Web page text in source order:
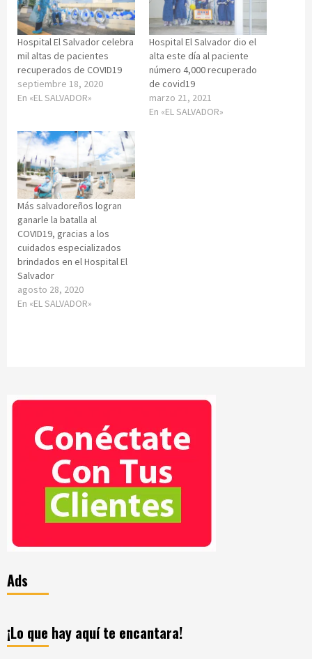
Hospital El Salvador celebra
mil altas de pacientes
recuperados de COVID19
septiembre 18, 2020
En «EL SALVADOR»
Hospital El Salvador dio el
alta este día al paciente
número 4,000 recuperado
de covid19
marzo 21, 2021
En «EL SALVADOR»
Más salvadoreños logran
ganarle la batalla al
COVID19, gracias a los
cuidados especializados
brindados en el Hospital El
Salvador
agosto 28, 2020
En «EL SALVADOR»
Ads
¡Lo que hay aquí te encantara!